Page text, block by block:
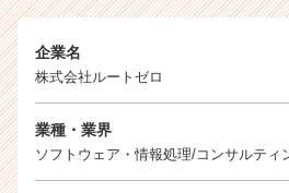
企業名
株式会社ルートゼロ
業種・業界
ソフトウェア・情報処理/コンサルティ